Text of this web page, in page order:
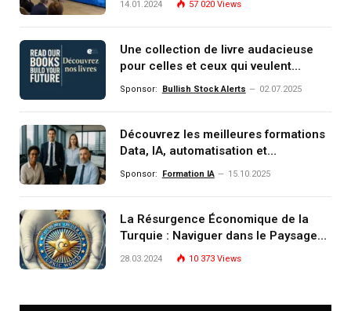
14.01.2024 57 020 Views
Une collection de livre audacieuse
pour celles et ceux qui veulent
comprendre, investir et dominer le
Sponsor: Bullish Stock Alerts 02.07.2025
Découvrez les meilleures formations
Data, IA, automatisation et
investissement (gestion de
Sponsor: Formation IA 15.10.2025
La Résurgence Économique de la
Turquie : Naviguer dans le Paysage
Post-Crise
28.03.2024 10 373 Views